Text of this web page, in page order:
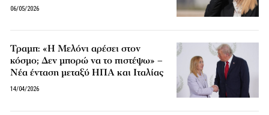
06/05/2026
Τραμπ: «Η Μελόνι αρέσει στον
κόσμο; Δεν μπορώ να το πιστέψω» –
Νέα ένταση μεταξύ ΗΠΑ και Ιταλίας
14/04/2026